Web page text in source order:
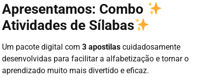
Apresentamos: Combo
Atividades de Sílabas
Um pacote digital com 3 apostilas cuidadosamente
desenvolvidas para facilitar a alfabetização e tornar o
aprendizado muito mais divertido e eficaz.